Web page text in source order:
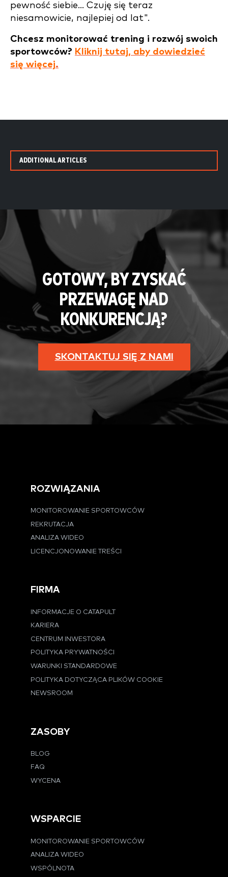
pewność siebie... Czuję się teraz
niesamowicie, najlepiej od lat".
Chcesz monitorować trening i rozwój swoich
sportowców? Kliknij tutaj, aby dowiedzieć
się więcej.
ADDITIONAL ARTICLES
GOTOWY, BY ZYSKAĆ
PRZEWAGĘ NAD
KONKURENCJĄ?
SKONTAKTUJ SIĘ Z NAMI
ROZWIĄZANIA
MONITOROWANIE SPORTOWCÓW
REKRUTACJA
ANALIZA WIDEO
LICENCJONOWANIE TREŚCI
FIRMA
INFORMACJE O CATAPULT
KARIERA
CENTRUM INWESTORA
POLITYKA PRYWATNOŚCI
WARUNKI STANDARDOWE
POLITYKA DOTYCZĄCA PLIKÓW COOKIE
NEWSROOM
ZASOBY
BLOG
FAQ
WYCENA
WSPARCIE
MONITOROWANIE SPORTOWCÓW
ANALIZA WIDEO
WSPÓLNOTA